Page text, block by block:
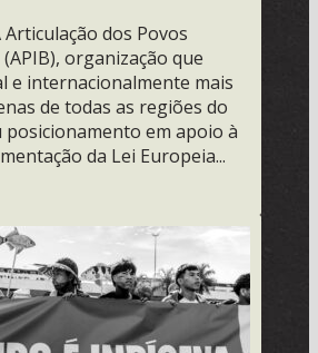
dos Povos
organização que
e internacionalmente mais
de todas as regiões do
em apoio à
da Lei Europeia...